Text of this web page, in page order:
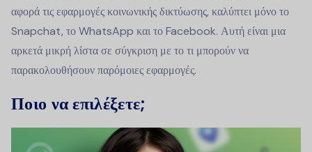
αφορά τις εφαρμογές κοινωνικής δικτύωσης, καλύπτει μόνο το
Snapchat, το WhatsApp και το Facebook. Αυτή είναι μια
αρκετά μικρή λίστα σε σύγκριση με το τι μπορούν να
παρακολουθήσουν παρόμοιες εφαρμογές.
Ποιο να επιλέξετε;